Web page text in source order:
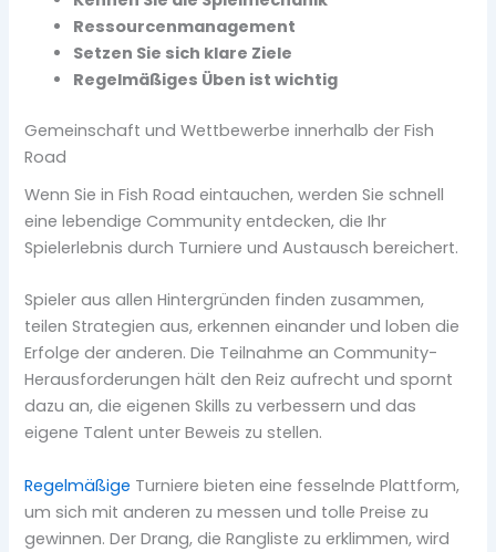
Ressourcenmanagement
Setzen Sie sich klare Ziele
Regelmäßiges Üben ist wichtig
Gemeinschaft und Wettbewerbe innerhalb der Fish
Road
Wenn Sie in Fish Road eintauchen, werden Sie schnell
eine lebendige Community entdecken, die Ihr
Spielerlebnis durch Turniere und Austausch bereichert.
Spieler aus allen Hintergründen finden zusammen,
teilen Strategien aus, erkennen einander und loben die
Erfolge der anderen. Die Teilnahme an Community-
Herausforderungen hält den Reiz aufrecht und spornt
dazu an, die eigenen Skills zu verbessern und das
eigene Talent unter Beweis zu stellen.
Regelmäßige Turniere bieten eine fesselnde Plattform,
um sich mit anderen zu messen und tolle Preise zu
gewinnen. Der Drang, die Rangliste zu erklimmen, wird